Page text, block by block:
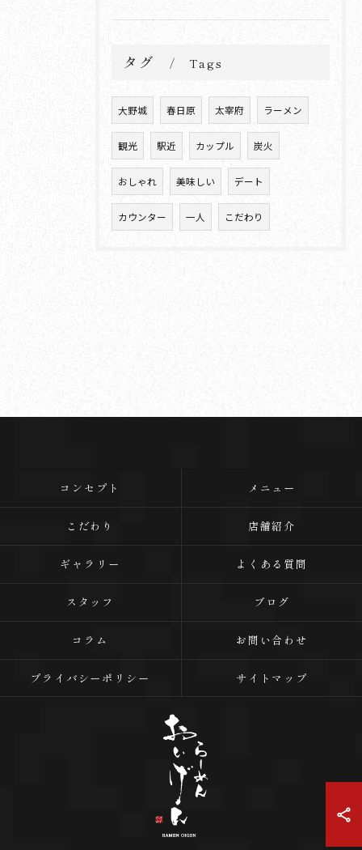
タグ Tags
大野城 春日原 太宰府 ラーメン
観光 駅近 カップル 炭火
おしゃれ 美味しい デート
カウンター 一人 こだわり
コンセプト メニュー
こだわり 店舗紹介
ギャラリー よくある質問
スタッフ ブログ
コラム お問い合わせ
プライバシーポリシー サイトマップ